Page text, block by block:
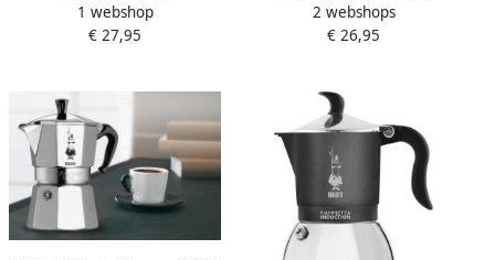
koffiezetapparaat Venus 4
kopjes staal
1 webshop
€ 27,95
Melkopschuimer 1 L
2 webshops
€ 26,95